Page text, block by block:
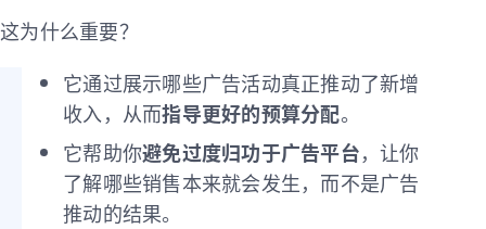
这为什么重要？
它通过展示哪些广告活动真正推动了新增
收入，从而指导更好的预算分配。
它帮助你避免过度归功于广告平台，让你
了解哪些销售本来就会发生，而不是广告
推动的结果。